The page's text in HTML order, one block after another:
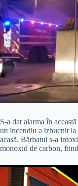
S-a dat alarma în
un incendiu a izbucnit la
acasă. Bărbatul s-a
monoxid de carbon,